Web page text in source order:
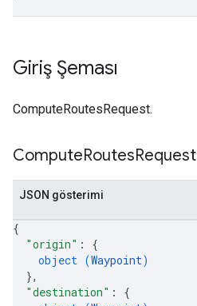
Giriş Şeması
ComputeRoutesRequest.
ComputeRoutesRequest
JSON gösterimi
{
"origin" : {
object (Waypoint)
},
"destination" : {